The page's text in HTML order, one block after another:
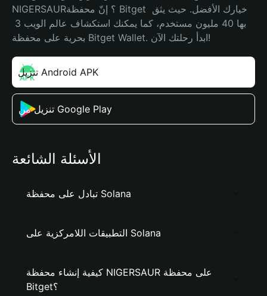
NIGERSAUR؟ إنّ محفظة Bitget خيارك الأفضل. حيث يثق
بحرية على محفظة Bitget Wallet. ابدأ رحلتك الآن!
تنزيل Android APK
تنزيل من Google Play
الأسئلة الشائعة
تبادل على محفظة Solana
التطبيقات اللامركزية على Solana
كيفية إنشاء محفظة NIGERSAUR على محفظة
Bitget؟